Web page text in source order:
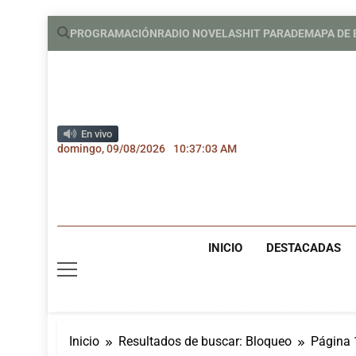
Saltar
PROGRAMACIÓNRADIO NOVELASHIT PARADEMAPA DE
En vivo
domingo, 09/08/2026 10:37:04 AM
INICIO DESTACADAS
Inicio Resultados de buscar: Bloqueo Página